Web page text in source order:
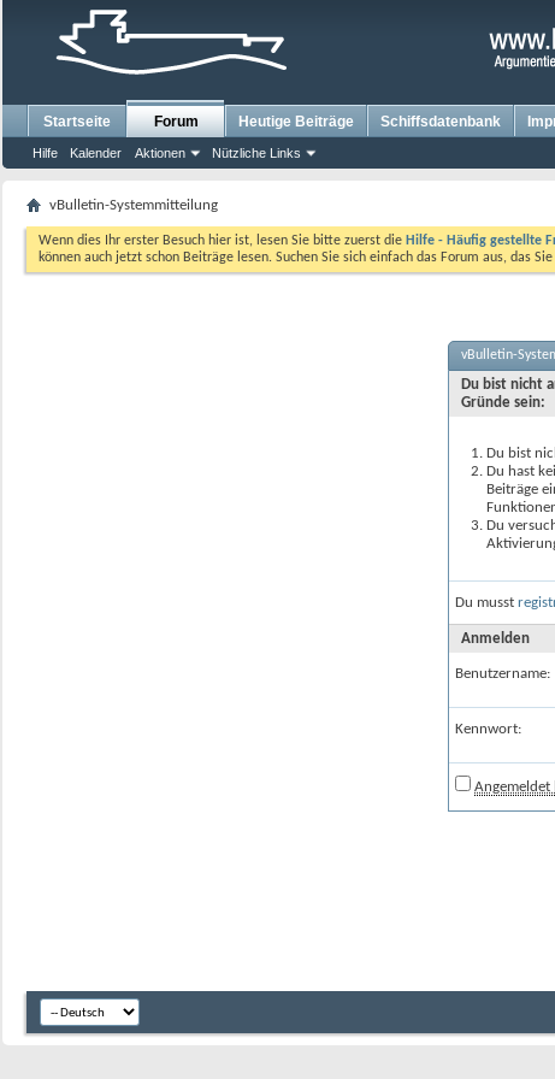
Startseite Forum
Hilfe Kalender Aktionen Nützliche Links
Heutige Beiträge Schiffsdatenbank
vBulletin-Systemmitteilung
Wenn dies Ihr erster Besuch hier ist, lesen Sie bitte zuerst die Hilfe - Häufig gestellte
können auch jetzt schon Beiträge lesen. Suchen Sie sich einfach das Forum aus, das
vBulletin-
Du bist nicht
Gründe sein:
Du bist
Du hast
Beiträge
Du
Du musst
Anmelden
Benutzername:
Kennwort:
Angemeldet